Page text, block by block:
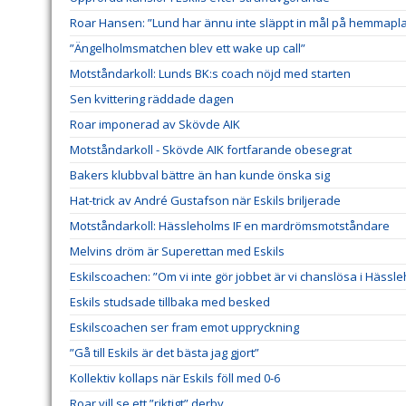
Roar Hansen: ”Lund har ännu inte släppt in mål på
”Ängelholmsmatchen blev ett wake up call”
Motståndarkoll: Lunds BK:s coach nöjd med starten
Sen kvittering räddade dagen
Roar imponerad av Skövde AIK
Motståndarkoll - Skövde AIK fortfarande obesegrat
Bakers klubbval bättre än han kunde önska sig
Hat-trick av André Gustafson när Eskils briljerade
Motståndarkoll: Hässleholms IF en mardrömsmotståndare
Melvins dröm är Superettan med Eskils
Eskilscoachen: ”Om vi inte gör jobbet är vi chanslösa i
Eskils studsade tillbaka med besked
Eskilscoachen ser fram emot uppryckning
”Gå till Eskils är det bästa jag gjort”
Kollektiv kollaps när Eskils föll med 0-6